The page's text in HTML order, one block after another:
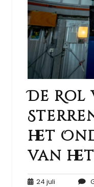
De Rol
het
van
24 juli